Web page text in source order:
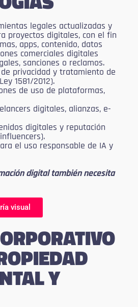
legales actualizadas y
proyectos digitales, con el fin
apps, contenido, datos
comerciales digitales
sanciones o reclamos.
privacidad y tratamiento de
1581/2012).
de uso de plataformas,
digitales, alianzas, e-
digitales y reputación
el uso responsable de IA y
digital también necesita
visual
Y